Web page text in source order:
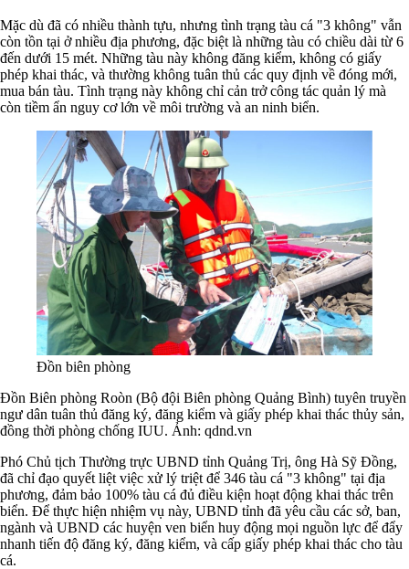
Mặc dù đã có nhiều thành tựu, nhưng tình trạng tàu cá "3 không" vẫn
còn tồn tại ở nhiều địa phương, đặc biệt là những tàu có chiều dài từ 6
đến dưới 15 mét. Những tàu này không đăng kiểm, không có giấy
phép khai thác, và thường không tuân thủ các quy định về đóng mới,
mua bán tàu. Tình trạng này không chỉ cản trở công tác quản lý mà
còn tiềm ẩn nguy cơ lớn về môi trường và an ninh biển.
Đồn biên phòng
Đồn Biên phòng Roòn (Bộ đội Biên phòng Quảng Bình) tuyên truyền
ngư dân tuân thủ đăng ký, đăng kiểm và giấy phép khai thác thủy sản,
đồng thời phòng chống IUU. Ảnh: qdnd.vn
Phó Chủ tịch Thường trực UBND tỉnh Quảng Trị, ông Hà Sỹ Đồng,
đã chỉ đạo quyết liệt việc xử lý triệt để 346 tàu cá "3 không" tại địa
phương, đảm bảo 100% tàu cá đủ điều kiện hoạt động khai thác trên
biển. Để thực hiện nhiệm vụ này, UBND tỉnh đã yêu cầu các sở, ban,
ngành và UBND các huyện ven biển huy động mọi nguồn lực để đẩy
nhanh tiến độ đăng ký, đăng kiểm, và cấp giấy phép khai thác cho tàu
cá.